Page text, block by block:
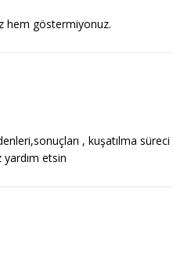
hem göstermiyonuz.
, kuşatılma
etsin